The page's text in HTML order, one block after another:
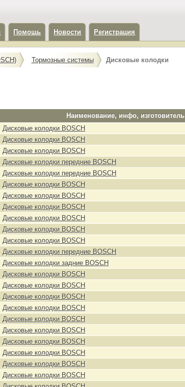
Помощь Новости Регистрация
Тормозные системы Дисковые колодки
Наименование, инфо, изготовитель
Дисковые колодки BOSCH
Дисковые колодки BOSCH
Дисковые колодки BOSCH
Дисковые колодки передние BOSCH
Дисковые колодки передние BOSCH
Дисковые колодки BOSCH
Дисковые колодки BOSCH
Дисковые колодки BOSCH
Дисковые колодки BOSCH
Дисковые колодки BOSCH
Дисковые колодки BOSCH
Дисковые колодки передние BOSCH
Дисковые колодки задние BOSCH
Дисковые колодки BOSCH
Дисковые колодки BOSCH
Дисковые колодки BOSCH
Дисковые колодки BOSCH
Дисковые колодки BOSCH
Дисковые колодки BOSCH
Дисковые колодки BOSCH
Дисковые колодки BOSCH
Дисковые колодки BOSCH
Дисковые колодки BOSCH